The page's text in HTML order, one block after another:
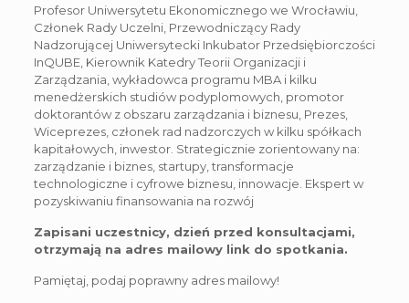
Profesor Uniwersytetu Ekonomicznego we Wrocławiu,
Członek Rady Uczelni, Przewodniczący Rady
Nadzorującej Uniwersytecki Inkubator Przedsiębiorczości
InQUBE, Kierownik Katedry Teorii Organizacji i
Zarządzania, wykładowca programu MBA i kilku
menedżerskich studiów podyplomowych, promotor
doktorantów z obszaru zarządzania i biznesu, Prezes,
Wiceprezes, członek rad nadzorczych w kilku spółkach
kapitałowych, inwestor. Strategicznie zorientowany na:
zarządzanie i biznes, startupy, transformacje
technologiczne i cyfrowe biznesu, innowacje. Ekspert w
pozyskiwaniu finansowania na rozwój
Zapisani uczestnicy, dzień przed konsultacjami,
otrzymają na adres mailowy link do spotkania.
Pamiętaj, podaj poprawny adres mailowy!